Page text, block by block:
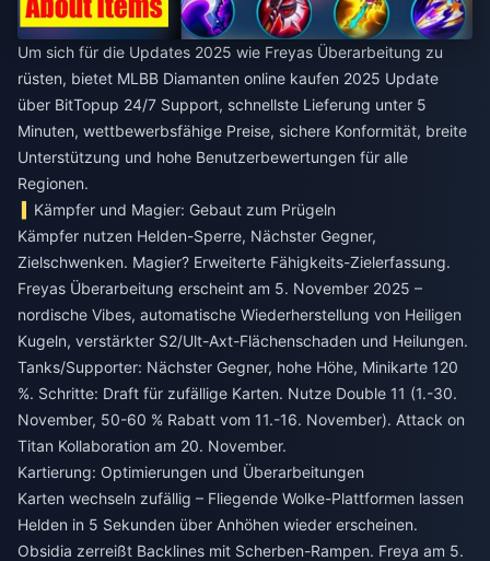
Um sich für die Updates 2025 wie Freyas Überarbeitung zu
rüsten, bietet MLBB Diamanten online kaufen 2025 Update
über BitTopup 24/7 Support, schnellste Lieferung unter 5
Minuten, wettbewerbsfähige Preise, sichere Konformität, breite
Unterstützung und hohe Benutzerbewertungen für alle
Regionen.
Kämpfer und Magier: Gebaut zum Prügeln
Kämpfer nutzen Helden-Sperre, Nächster Gegner,
Zielschwenken. Magier? Erweiterte Fähigkeits-Zielerfassung.
Freyas Überarbeitung erscheint am 5. November 2025 –
nordische Vibes, automatische Wiederherstellung von Heiligen
Kugeln, verstärkter S2/Ult-Axt-Flächenschaden und Heilungen.
Tanks/Supporter: Nächster Gegner, hohe Höhe, Minikarte 120
%. Schritte: Draft für zufällige Karten. Nutze Double 11 (1.-30.
November, 50-60 % Rabatt vom 11.-16. November). Attack on
Titan Kollaboration am 20. November.
Kartierung: Optimierungen und Überarbeitungen
Karten wechseln zufällig – Fliegende Wolke-Plattformen lassen
Helden in 5 Sekunden über Anhöhen wieder erscheinen.
Obsidia zerreißt Backlines mit Scherben-Rampen. Freya am 5.